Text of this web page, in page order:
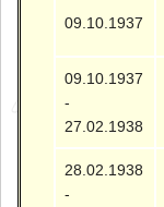
09.10.1937
09.10.1937
-
27.02.1938
28.02.1938
-